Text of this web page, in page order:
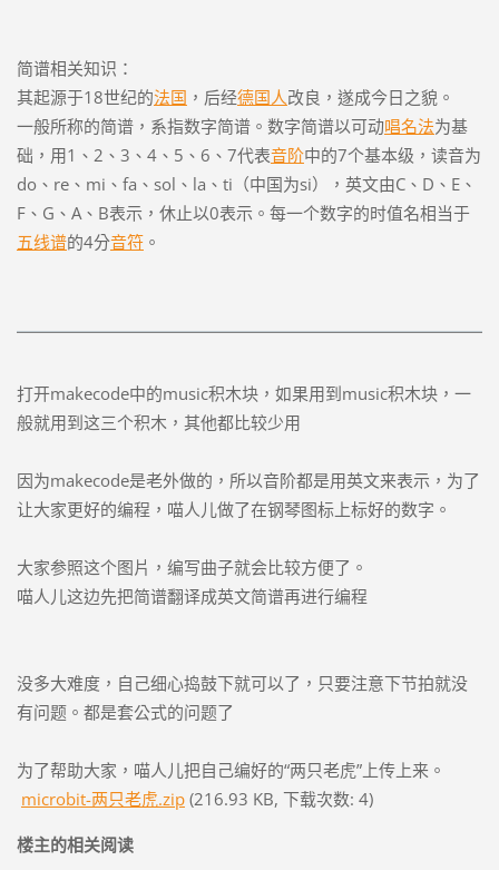
简谱相关知识：
其起源于18世纪的法国 ，后经德国人改良，遂成今日之貌。
一般所称的简谱，系指数字简谱。数字简谱以可动唱名法为基
础，用1、2、3、4、5、6、7代表音阶中的7个基本级，读音为
do、re、mi、fa、sol、la、ti（中国为si），英文由C、D、E、
F、G、A、B表示，休止以0表示。每一个数字的时值名相当于
五线谱的4分音符。
打开makecode中的music积木块，如果用到music积木块，一
般就用到这三个积木，其他都比较少用
因为makecode是老外做的，所以音阶都是用英文来表示，为了
让大家更好的编程，喵人儿做了在钢琴图标上标好的数字。
大家参照这个图片，编写曲子就会比较方便了。
喵人儿这边先把简谱翻译成英文简谱再进行编程
没多大难度，自己细心捣鼓下就可以了，只要注意下节拍就没
有问题。都是套公式的问题了
为了帮助大家，喵人儿把自己编好的“两只老虎”上传上来。
microbit-两只老虎.zip(216.93 KB, 下载次数: 4)
楼主的相关阅读